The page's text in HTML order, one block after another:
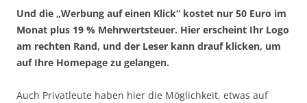
Und die „Werbung auf einen Klick“ kostet nur 50 Euro im
Monat plus 19 % Mehrwertsteuer. Hier erscheint Ihr Logo
am rechten Rand, und der Leser kann drauf klicken, um
auf Ihre Homepage zu gelangen.
Auch Privatleute haben hier die Möglichkeit, etwas auf